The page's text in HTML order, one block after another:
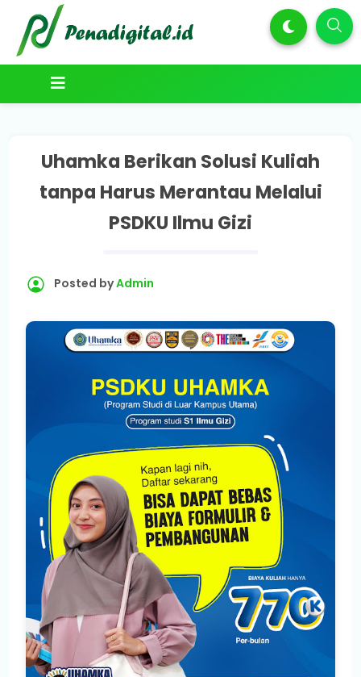
Uhamka Berikan Solusi Kuliah
tanpa Harus Merantau Melalui
PSDKU Ilmu Gizi
Posted byAdmin